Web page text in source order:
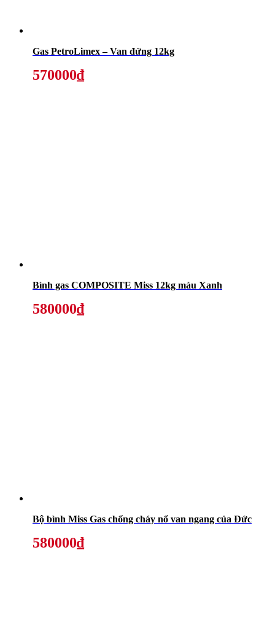
Gas PetroLimex – Van đứng 12kg
570000₫
Bình gas COMPOSITE Miss 12kg màu Xanh
580000₫
Bộ bình Miss Gas chống cháy nổ van ngang của Đức
580000₫